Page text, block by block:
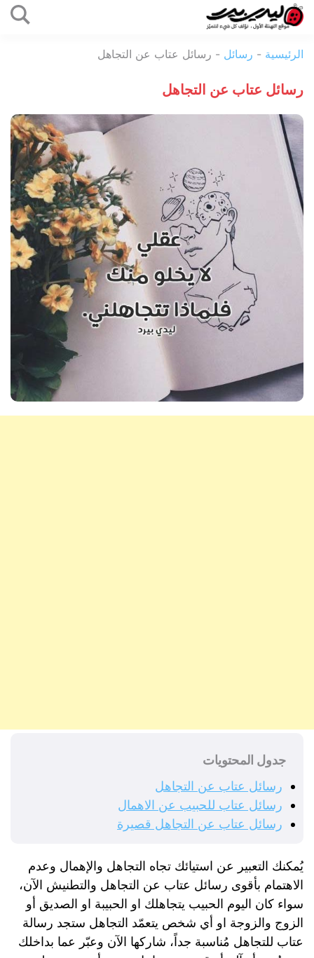
المحتوى
بيرد
الرئيسية - رسائل - رسائل عتاب عن التجاهل
رسائل عتاب عن التجاهل
جدول المحتويات
رسائل عتاب عن التجاهل
رسائل عتاب للحبيب عن الاهمال
رسائل عتاب عن التجاهل قصيرة
يُمكنك التعبير عن استيائك تجاه التجاهل والإهمال وعدم
الاهتمام بأقوى رسائل عتاب عن التجاهل والتطنيش الآن،
سواء كان اليوم الحبيب يتجاهلك او الحبيبة او الصديق أو
الزوج والزوجة او أي شخص يتعمّد التجاهل ستجد رسالة
عتاب للتجاهل مُناسبة جداً، شاركها الآن وعبّر عما بداخلك